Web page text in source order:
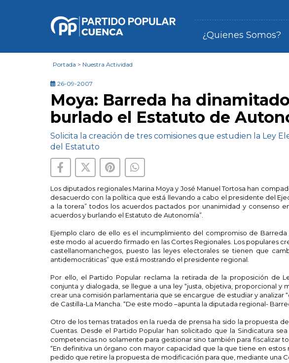
¿Quienes Somos?
Portada > Nuestra Actividad
26-09-2007
Moya: Barreda ha
burlado el Estatuto de
Solicita la creación de tres comisiones que estudien la Ley
del Estatuto
Los diputados regionales Marina Moya y José Manuel Tortosa han
desacuerdo con la política que está llevando a cabo el presidente del
a la torera” todos los acuerdos pactados por unanimidad y consenso
acuerdos y burlando el Estatuto de Autonomía”.
Ejemplo claro de ello es el incumplimiento del compromiso de
este modo al acuerdo firmado en las Cortes Regionales. Los populares
castellanomanchegos, puesto las leyes electorales se tienen que
antidemocráticas” que está mostrando el presidente regional.
Por ello, el Partido Popular reclama la retirada de la proposición de
conjunta y dialogada, se llegue a una ley “justa, objetiva, proporcional y
crear una comisión parlamentaria que se encargue de estudiar y analizar
de Castilla-La Mancha. “De este modo –apunta la diputada regional-
Otro de los temas tratados en la rueda de prensa ha sido la propuesta
Cuentas. Desde el Partido Popular han solicitado que la Sindicatura
competencias no solamente para gestionar sino también para fiscalizar
“En definitiva un órgano con mayor capacidad que la que tiene en
pedido que retire la propuesta de modificación para que, mediante una